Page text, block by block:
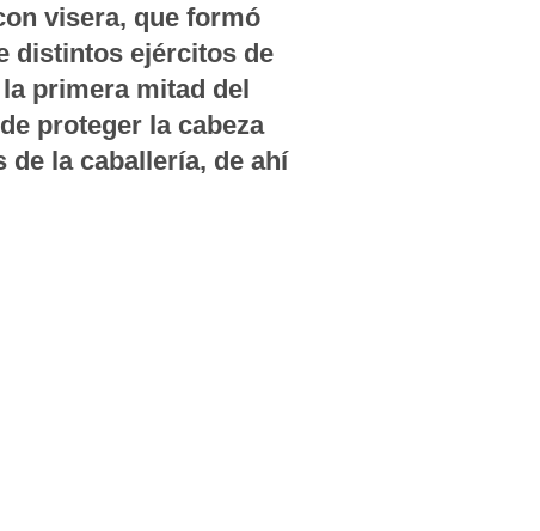
visera, que formó
distintos ejércitos de
primera mitad del
proteger la cabeza
de la caballería, de ahí